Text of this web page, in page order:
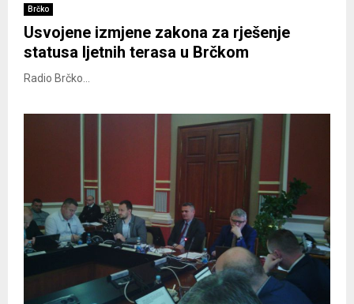
Brčko
Usvojene izmjene zakona za rješenje
statusa ljetnih terasa u Brčkom
Radio Brčko...